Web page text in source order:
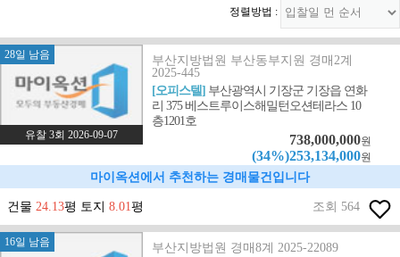
정렬방법 :
28일 남음
유찰 3회 2026-09-07
부산지방법원 부산동부지원 경매2계
2025-445
[오피스텔] 부산광역시 기장군 기장읍 연화
리 375 베스트루이스해밀턴오션테라스 10
층1201호
738,000,000원
(34%)253,134,000원
마이옥션에서 추천하는 경매물건입니다
건물 24.13평 토지 8.01평 조회 564
16일 남음
부산지방법원 경매8계 2025-22089